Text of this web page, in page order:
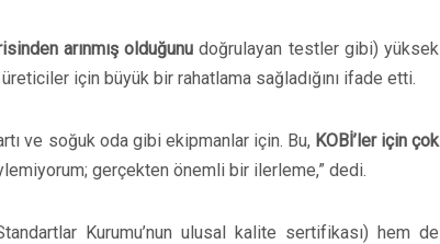
arınmış olduğunu doğrulayan testler gibi) yüksek
için büyük bir rahatlama sağladığını ifade etti.
ve soğuk oda gibi ekipmanlar için. Bu, KOBİ’ler için çok
gerçekten önemli bir ilerleme,” dedi.
Kurumu’nun ulusal kalite sertifikası) hem de